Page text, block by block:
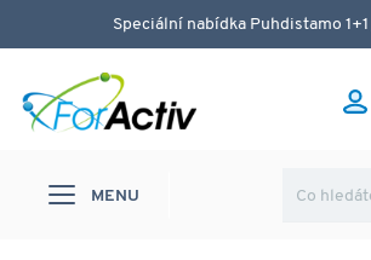
Speciální nabídka Puhdistamo 1+1
MENU